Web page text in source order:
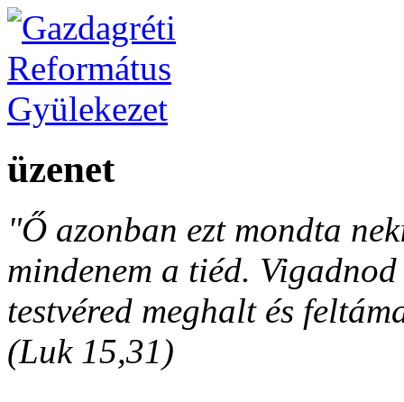
üzenet
"Ő azonban ezt mondta
mindenem a tiéd.
testvéred meghalt és
(Luk 15,31)